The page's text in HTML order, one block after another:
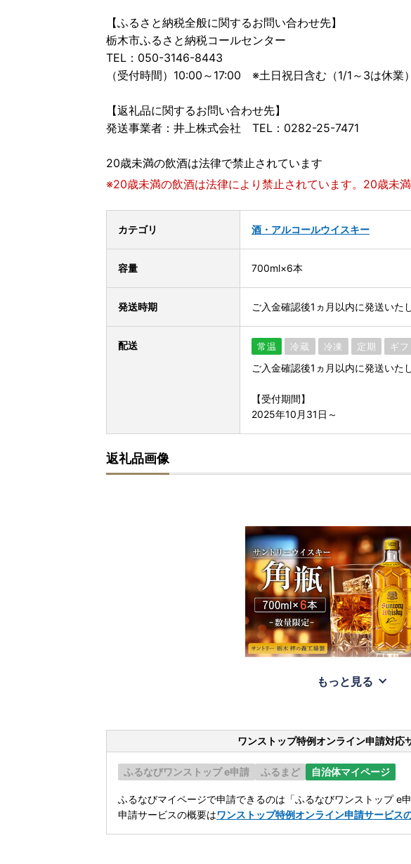
【ふるさと納税全般に関するお問い合わせ先】
栃木市ふるさと納税コールセンター
TEL：050-3146-8443
（受付時間）10:00～17:00 ※土日祝日含む（1/1～3は休業）
【返礼品に関するお問い合わせ先】
発送事業者：井上株式会社 TEL：0282-25-7471
20歳未満の飲酒は法律で禁止されています
※20歳未満の飲酒は法律により禁止されています。20歳未
カテゴリ 酒・アルコールウイスキー
容量 700ml×6本
発送時期 ご入金確認後1ヵ月以内に発送いた
配送 常温 冷蔵 冷凍 定期 ギフ
ご入金確認後1ヵ月以内に発送いた
【受付期間】
2025年10月31日～
返礼品画像
もっと見る
ワンストップ特例オンライン申請対応
ふるなびワンストップ e申請 ふるまど 自治体マイページ
ふるなびマイページで申請できるのは「ふるなびワンストップ e申
申請サービスの概要はワンストップ特例オンライン申請サービス